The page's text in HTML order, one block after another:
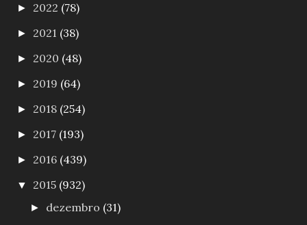
► 2022 (78)
► 2021 (38)
► 2020 (48)
► 2019 (64)
► 2018 (254)
► 2017 (193)
► 2016 (439)
▼ 2015 (932)
► dezembro (31)